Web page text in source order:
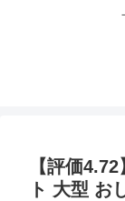
【評価
ト 大型 お